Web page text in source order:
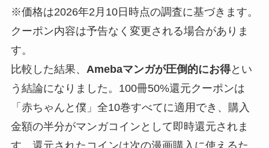
※価格は2026年2月10日時点の調査に基づきます。
クーポン内容は予告なく変更される場合がありま
す。
比較した結果、 Amebaマンガが圧倒的にお得とい
う結論になりました。100冊50%還元クーポンは
「赤ちゃんと僕」全10巻すべてに適用でき、購入
金額の半分がマンガコインとして即時還元されま